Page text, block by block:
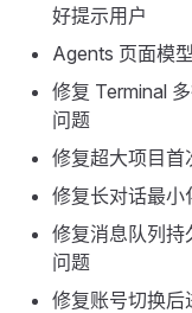
好提示用户
Agents 页面模
修复 Terminal
问题
修复超大项目首
修复长对话最小
修复消息队列持
问题
修复账号切换后